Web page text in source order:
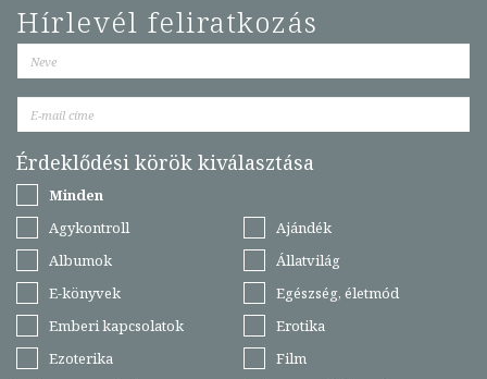
Hírlevél feliratkozás
Érdeklődési körök kiválasztása
Minden
Agykontroll
Ajándék
Albumok
Állatvilág
E-könyvek
Egészség, életmód
Emberi kapcsolatok
Erotika
Ezoterika
Film